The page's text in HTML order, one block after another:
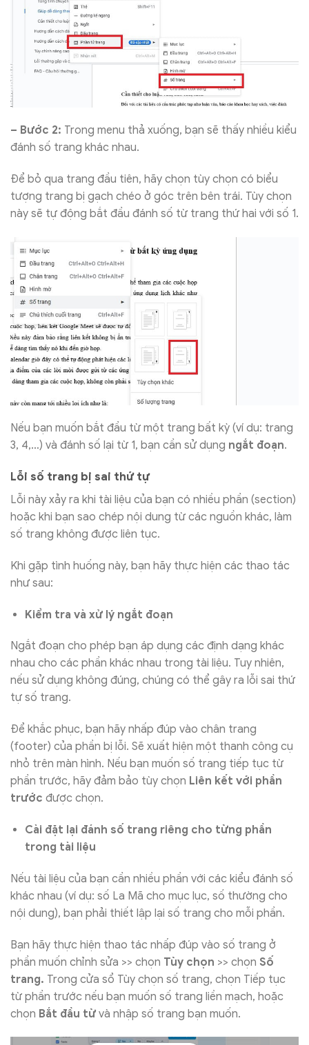
– Bước 2: Trong menu thả xuống, bạn sẽ thấy nhiều kiểu
đánh số trang khác nhau.
Để bỏ qua trang đầu tiên, hãy chọn tùy chọn có biểu
tượng trang bị gạch chéo ở góc trên bên trái. Tùy chọn
này sẽ tự động bắt đầu đánh số từ trang thứ hai với số 1.
Nếu bạn muốn bắt đầu từ một trang bất kỳ (ví dụ: trang
3, 4,…) và đánh số lại từ 1, bạn cần sử dụng ngắt đoạn.
Lỗi số trang bị sai thứ tự
Lỗi này xảy ra khi tài liệu của bạn có nhiều phần (section)
hoặc khi bạn sao chép nội dung từ các nguồn khác, làm
số trang không được liên tục.
Khi gặp tình huống này, bạn hãy thực hiện các thao tác
như sau:
Kiểm tra và xử lý ngắt đoạn
Ngắt đoạn cho phép bạn áp dụng các định dạng khác
nhau cho các phần khác nhau trong tài liệu. Tuy nhiên,
nếu sử dụng không đúng, chúng có thể gây ra lỗi sai thứ
tự số trang.
Để khắc phục, bạn hãy nhấp đúp vào chân trang
(footer) của phần bị lỗi. Sẽ xuất hiện một thanh công cụ
nhỏ trên màn hình. Nếu bạn muốn số trang tiếp tục từ
phần trước, hãy đảm bảo tùy chọn Liên kết với phần
trước được chọn.
Cài đặt lại đánh số trang riêng cho từng phần
trong tài liệu
Nếu tài liệu của bạn cần nhiều phần với các kiểu đánh số
khác nhau (ví dụ: số La Mã cho mục lục, số thường cho
nội dung), bạn phải thiết lập lại số trang cho mỗi phần.
Bạn hãy thực hiện thao tác nhấp đúp vào số trang ở
phần muốn chỉnh sửa >> chọn Tùy chọn >> chọn Số
trang. Trong cửa sổ Tùy chọn số trang, chọn Tiếp tục
từ phần trước nếu bạn muốn số trang liền mạch, hoặc
chọn Bắt đầu từ và nhập số trang bạn muốn.